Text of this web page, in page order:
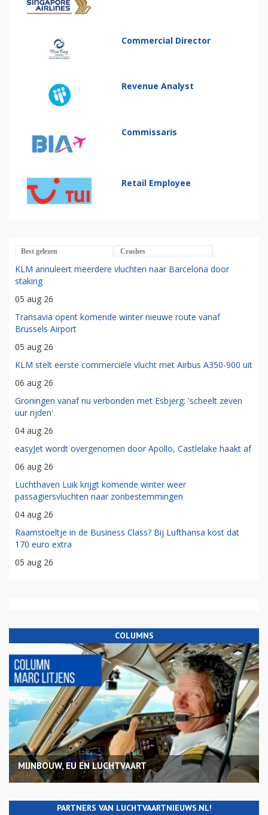
Commercial Director
Revenue Analyst
Commissaris
Retail Employee
Best gelezen Crashes
KLM annuleert meerdere vluchten naar Barcelona door
staking
05 aug 26
Transavia opent komende winter nieuwe route vanaf
Brussels Airport
05 aug 26
KLM stelt eerste commerciële vlucht met Airbus A350-900 uit
06 aug 26
Groningen vanaf nu verbonden met Esbjerg: 'scheelt zeven
uur rijden'
04 aug 26
easyJet wordt overgenomen door Apollo, Castlelake haakt af
06 aug 26
Luchthaven Luik krijgt komende winter weer
passagiersvluchten naar zonbestemmingen
04 aug 26
Raamstoeltje in de Business Class? Bij Lufthansa kost dat
170 euro extra
05 aug 26
COLUMNS
MIJNBOUW, EU EN LUCHTVAART
PARTNERS VAN LUCHTVAARTNIEUWS.NL!